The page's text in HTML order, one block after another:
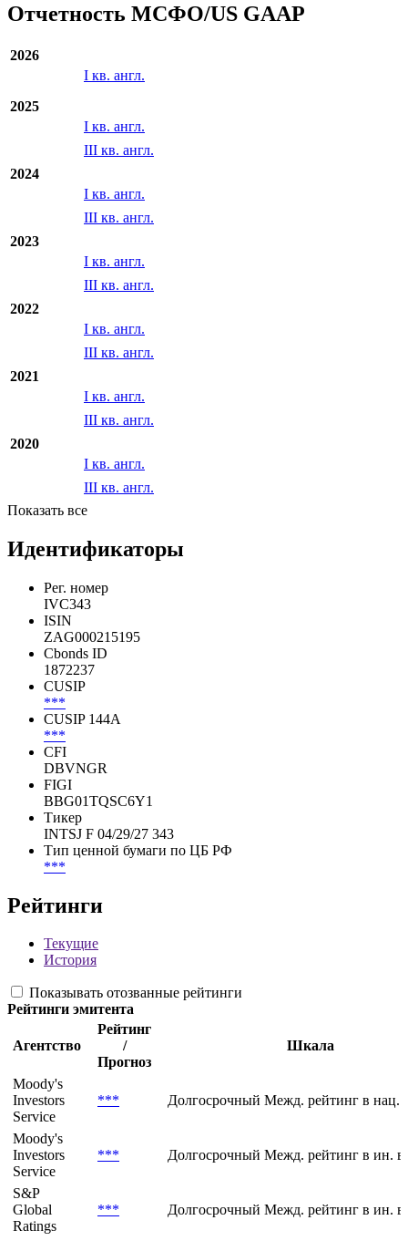
Отчетность МСФО/US GAAP
2026
I кв. англ.
2025
I кв. англ.
III кв. англ.
2024
I кв. англ.
III кв. англ.
2023
I кв. англ.
III кв. англ.
2022
I кв. англ.
III кв. англ.
2021
I кв. англ.
III кв. англ.
2020
I кв. англ.
III кв. англ.
Показать все
Идентификаторы
Рег. номер
IVC343
ISIN
ZAG000215195
Cbonds ID
1872237
CUSIP
***
CUSIP 144A
***
CFI
DBVNGR
FIGI
BBG01TQSC6Y1
Тикер
INTSJ F 04/29/27 343
Тип ценной бумаги по ЦБ РФ
***
Рейтинги
Текущие
История
Показывать отозванные рейтинги
Рейтинги эмитента
Агентство
Рейтинг
/
Прогноз
Шкала
Moody's
Investors
Service
*** Долгосрочный Межд. рейтинг в нац.
Moody's
Investors
Service
*** Долгосрочный Межд. рейтинг в ин.
S&P
Global
Ratings
*** Долгосрочный Межд. рейтинг в ин.